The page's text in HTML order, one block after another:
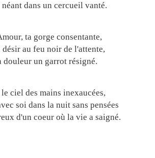
dans un cercueil vanté.
ta gorge consentante,
au feu noir de l'attente,
douleur un garrot résigné.
ciel des mains inexaucées,
soi dans la nuit sans pensées
d'un coeur où la vie a saigné.